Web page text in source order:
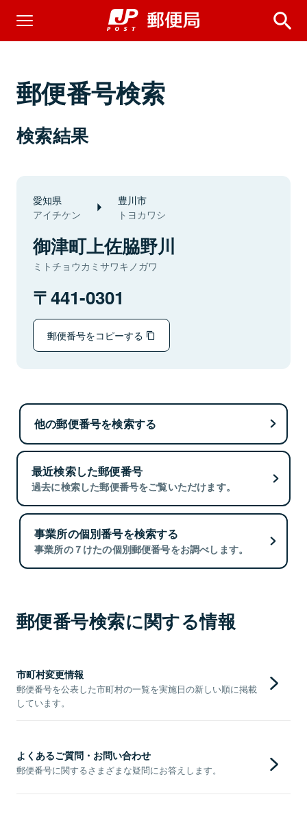
郵便番号検索
検索結果
愛知県
アイチケン
豊川市
トヨカワシ
御津町上佐脇野川
ミトチョウカミサワキノガワ
441-0301
郵便番号をコピーする
他の郵便番号を検索する
最近検索した郵便番号
過去に検索した郵便番号をご覧いただけます。
事業所の個別番号を検索する
事業所の７けたの個別郵便番号をお調べします。
郵便番号検索に関する情報
市町村変更情報
郵便番号を公表した市町村の一覧を実施日の新しい順に掲載
しています。
よくあるご質問・お問い合わせ
郵便番号に関するさまざまな疑問にお答えします。